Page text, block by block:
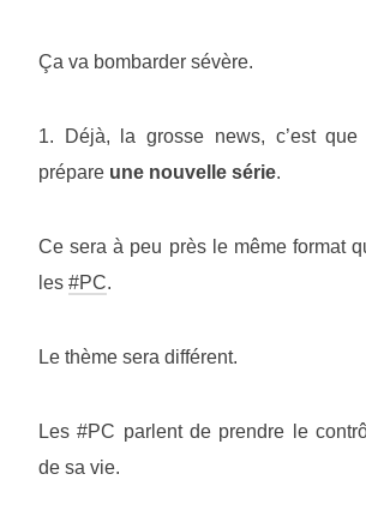
Ça va bombarder sévère.
1. Déjà, la grosse news, c’est que
prépare une nouvelle série.
Ce sera à peu près le même format
les #PC.
Le thème sera différent.
Les #PC parlent de prendre le
de sa vie.